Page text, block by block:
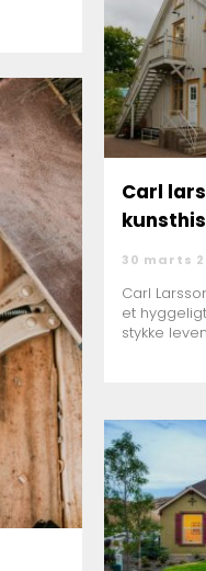
Carl
30 marts
Carl
et
stykke